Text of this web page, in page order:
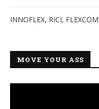
INNOFLEX, RICI,
MOVE YOUR ASS